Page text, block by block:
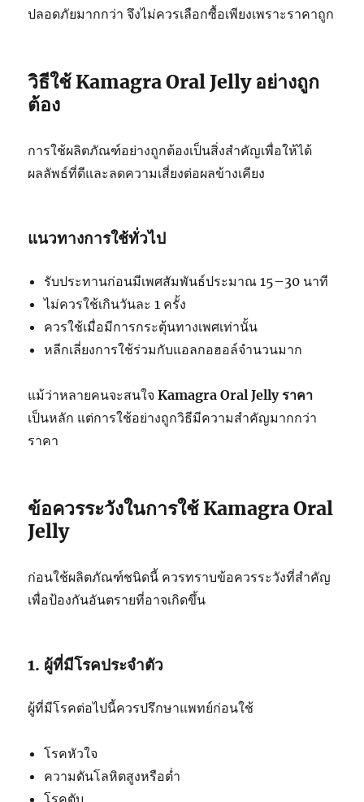
ปลอดภัยมากกว่า จึงไม่ควรเลือกซื้อเพียงเพราะราคาถูก
วิธีใช้ Kamagra Oral Jelly อย่างถูก
ต้อง
การใช้ผลิตภัณฑ์อย่างถูกต้องเป็นสิ่งสำคัญเพื่อให้ได้
ผลลัพธ์ที่ดีและลดความเสี่ยงต่อผลข้างเคียง
แนวทางการใช้ทั่วไป
รับประทานก่อนมีเพศสัมพันธ์ประมาณ 15–30 นาที
ไม่ควรใช้เกินวันละ 1 ครั้ง
ควรใช้เมื่อมีการกระตุ้นทางเพศเท่านั้น
หลีกเลี่ยงการใช้ร่วมกับแอลกอฮอล์จำนวนมาก
แม้ว่าหลายคนจะสนใจKamagra Oral Jelly ราคา
เป็นหลัก แต่การใช้อย่างถูกวิธีมีความสำคัญมากกว่า
ราคา
ข้อควรระวังในการใช้ Kamagra Oral
Jelly
ก่อนใช้ผลิตภัณฑ์ชนิดนี้ ควรทราบข้อควรระวังที่สำคัญ
เพื่อป้องกันอันตรายที่อาจเกิดขึ้น
1. ผู้ที่มีโรคประจำตัว
ผู้ที่มีโรคต่อไปนี้ควรปรึกษาแพทย์ก่อนใช้
โรคหัวใจ
ความดันโลหิตสูงหรือต่ำ
โรคตับ